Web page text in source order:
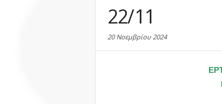
22/11
20 Νοεμβρίου 2024